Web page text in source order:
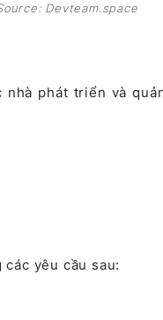
Devteam.space
nhà phát triển và
yêu cầu sau: